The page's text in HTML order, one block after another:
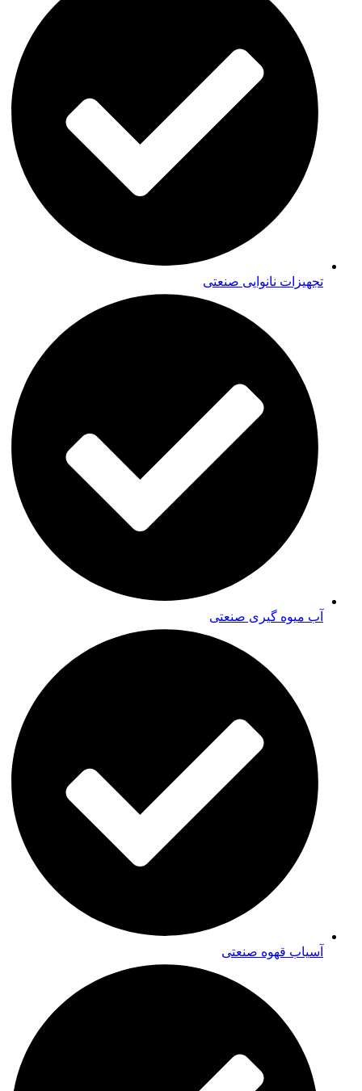
تجهیزات نانوایی صنعتی
آب میوه گیری صنعتی
آسیاب قهوه صنعتی